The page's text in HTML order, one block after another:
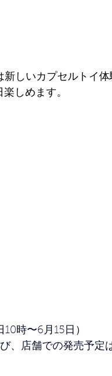
しいカプセルトイ体
しめます。
時〜6月15日）
、店舗での発売予定